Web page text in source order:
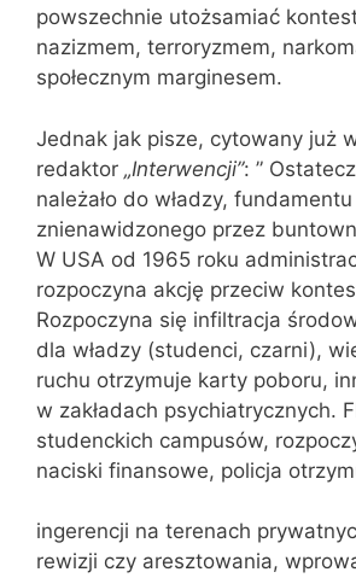
powszechnie utożsamiać
nazizmem, terroryzmem,
społecznym marginesem.
Jednak jak pisze, cytowany już
redaktor „Interwencji”: ”
należało do władzy, fundamentu
znienawidzonego przez
W USA od 1965 roku
rozpoczyna akcję przeciw
Rozpoczyna się infiltracja
dla władzy (studenci, czarni),
ruchu otrzymuje karty poboru,
w zakładach psychiatrycznych.
studenckich campusów,
naciski finansowe, policja
ingerencji na terenach
rewizji czy aresztowania,